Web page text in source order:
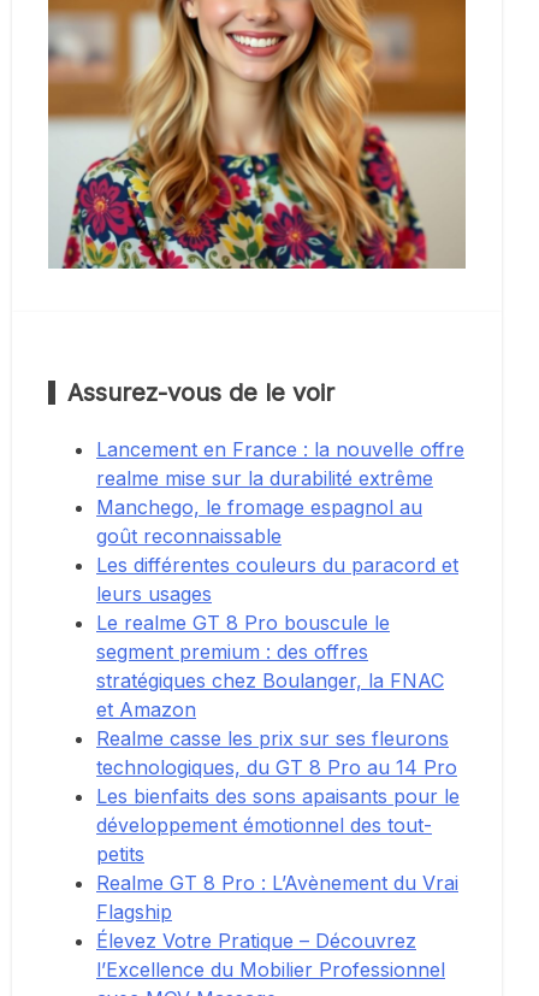
Assurez-vous de le voir
Lancement en France : la nouvelle offre
realme mise sur la durabilité extrême
Manchego, le fromage espagnol au
goût reconnaissable
Les différentes couleurs du paracord et
leurs usages
Le realme GT 8 Pro bouscule le
segment premium : des offres
stratégiques chez Boulanger, la FNAC
et Amazon
Realme casse les prix sur ses fleurons
technologiques, du GT 8 Pro au 14 Pro
Les bienfaits des sons apaisants pour le
développement émotionnel des tout-
petits
Realme GT 8 Pro : L’Avènement du Vrai
Flagship
Élevez Votre Pratique – Découvrez
l’Excellence du Mobilier Professionnel